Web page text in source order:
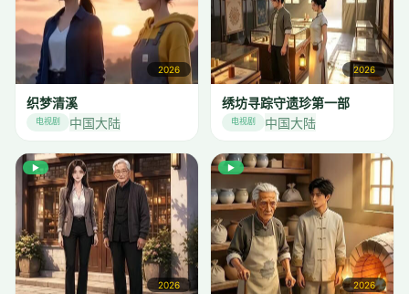
2026
织梦清溪
电视剧 中国大陆
2026
绣坊寻踪守遗珍第一部
电视剧 中国大陆
2026
▶
2026
▶